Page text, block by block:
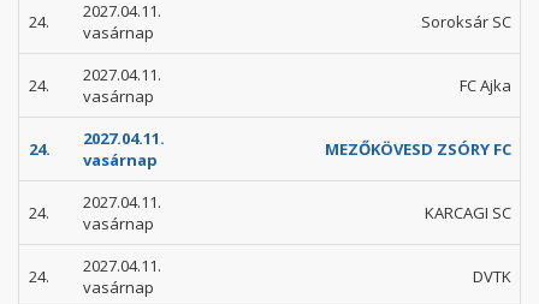
24.
2027.04.11.
vasárnap
Soroksár SC
24.
2027.04.11.
vasárnap
FC Ajka
24.
2027.04.11.
vasárnap
MEZŐKÖVESD ZSÓRY FC
24.
2027.04.11.
vasárnap
KARCAGI SC
24.
2027.04.11.
vasárnap
DVTK